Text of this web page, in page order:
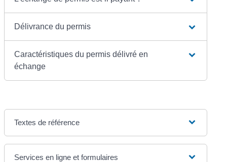
Délivrance du permis
Caractéristiques du permis délivré en
échange
Textes de référence
Services en ligne et formulaires